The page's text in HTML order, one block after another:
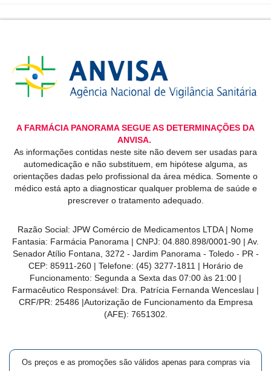
A FARMÁCIA PANORAMA SEGUE AS DETERMINAÇÕES DA
ANVISA.
As informações contidas neste site não devem ser usadas para
automedicação e não substituem, em hipótese alguma, as
orientações dadas pelo profissional da área médica. Somente o
médico está apto a diagnosticar qualquer problema de saúde e
prescrever o tratamento adequado.
Razão Social: JPW Comércio de Medicamentos LTDA | Nome
Fantasia: Farmácia Panorama | CNPJ: 04.880.898/0001-90 | Av.
Senador Atílio Fontana, 3272 - Jardim Panorama - Toledo - PR -
CEP: 85911-260 | Telefone: (45) 3277-1811 | Horário de
Funcionamento: Segunda a Sexta das 07:00 às 21:00 |
Farmacêutico Responsável: Dra. Patrícia Fernanda Wenceslau |
CRF/PR: 25486 |Autorização de Funcionamento da Empresa
(AFE): 7651302.
Os preços e as promoções são válidos apenas para compras via